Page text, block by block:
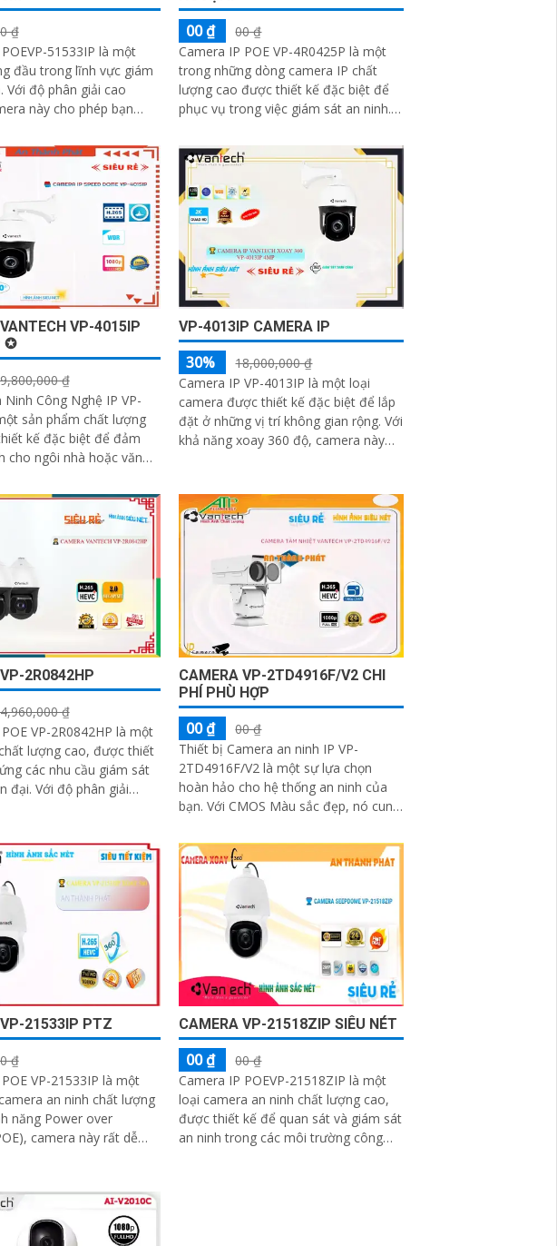
₫
51533IP là một
đầu trong lĩnh vực giám
này cho phép bạn
00 ₫
00 ₫
Camera IP POE VP-4R0425P là một
trong những dòng camera IP chất
lượng cao được thiết kế đặc biệt để
phục vụ trong việc giám sát an ninh.
Power...
VP-4015IP
✪
₫
Ninh Công Nghệ IP VP-
sản phẩm chất lượng
kế đặc biệt để đảm
cho ngôi nhà hoặc văn
cung cấp hình ảnh rõ
VP-4013IP CAMERA IP
30%
18,000,000 ₫
Camera IP VP-4013IP là một loại
camera được thiết kế đặc biệt để lắp
đặt ở những vị trí không gian rộng. Với
khả năng xoay 360 độ, camera này
sửa vị trí camera
2R0842HP
₫
VP-2R0842HP là một
lượng cao, được thiết
các nhu cầu giám sát
phân giải
một cách rõ ràng
CAMERA VP-2TD4916F/V2 CHI
PHÍ PHÙ HỢP
00 ₫
00 ₫
Thiết bị Camera an ninh IP VP-
2TD4916F/V2 là một sự lựa chọn
hoàn hảo cho hệ thống an ninh của
bạn. Với CMOS Màu sắc đẹp, nó cung
ban đêm với công nghệ hồng ngoại
400m
21533IP PTZ
₫
VP-21533IP là một
an ninh chất lượng
camera này rất dễ
CAMERA VP-21518ZIP SIÊU NÉT
00 ₫
00 ₫
Camera IP POEVP-21518ZIP là một
loại camera an ninh chất lượng cao,
được thiết kế để quan sát và giám sát
an ninh trong các môi trường công